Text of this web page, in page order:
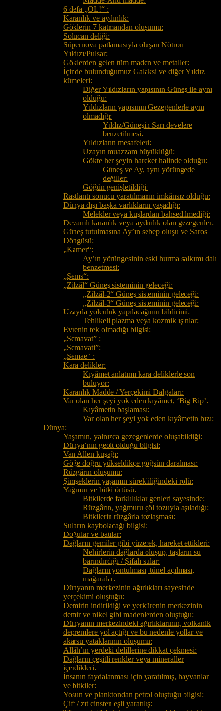
6 defa „OL!“ :
Karanlık ve aydınlık:
Göklerin 7 katmandan oluşumu:
Solucan deliği:
Süpernova patlamasıyla oluşan Nötron
Yıldızı/Pulsar:
Göklerden gelen tüm maden ve metaller:
İçinde bulunduğumuz Galaksi ve diğer Yıldız
kümeleri:
Diğer Yıldızların yapısının Güneş ile aynı
olduğu:
Yıldızların yapısının Gezegenlerle aynı
olmadığı:
Yıldız/Güneşin Sarı develere
benzetilmesi:
Yıldızların mesafeleri:
Uzayın muazzam büyüklüğü:
Gökte her şeyin hareket halinde olduğu:
Güneş ve Ay, aynı yörüngede
değiller:
Göğün genişletildiği:
Rastlantı sonucu yaratılmanın imkânsız olduğu:
Dünya dışı başka varlıkların yaşadığı:
Melekler veya kuşlardan bahsedilmediği:
Devamlı karanlık veya aydınlık olan gezegenler:
Güneş tutulmasına Ay’ın sebep oluşu ve Saros
Döngüsü:
„Kamer“:
Ay’ın yörüngesinin eski hurma salkımı dalı
benzetmesi:
„Şems“:
„Zilzâl“ Güneş sisteminin geleceği:
„Zilzâl-2“ Güneş sisteminin geleceği:
„Zilzâl-3“ Güneş sisteminin geleceği:
Uzayda yolculuk yapılacağının bildirimi:
Tehlikeli plazma veya kozmik ışınlar:
Evrenin tek olmadığı bilgisi:
„Semavat” :
„Semavati”:
„Semae“ :
Kara delikler:
Kıyâmet anlatımı kara deliklerle son
buluyor:
Karanlık Madde / Yerçekimi Dalgaları:
Var olan her şeyi yok eden kıyâmet, ‘Big Rip’:
Kıyâmetin başlaması:
Var olan her şeyi yok eden kıyâmetin hızı:
Dünya:
Yaşamın, yalnızca gezegenlerde oluşabildiği:
Dünya’nın geoit olduğu bilgisi:
Van Allen kuşağı:
Göğe doğru yükseldikçe göğsün daralması:
Rüzgârın oluşumu:
Şimşeklerin yaşamın sürekliliğindeki rolü:
Yağmur ve bitki örtüsü:
Bitkilerde farklılıklar genleri sayesinde:
Rüzgârın, yağmuru çöl tozuyla aşıladığı:
Bitkilerin rüzgârla tozlaşması:
Suların kaybolacağı bilgisi:
Doğular ve batılar:
Dağların gemiler gibi yüzerek, hareket ettikleri:
Nehirlerin dağlarda oluşup, taşların su
barındırdığı / Şifalı sular:
Dağların yontulması, tünel açılması,
mağaralar:
Dünyanın merkezinin ağırlıkları sayesinde
yerçekimi oluştuğu:
Demirin indirildiği ve yerkürenin merkezinin
demir ve nikel gibi madenlerden oluştuğu:
Dünyanın merkezindeki ağırlıklarının, volkanik
depremlere yol açtığı ve bu nedenle yollar ve
akarsu yataklarının oluşumu:
Allâh’ın yerdeki delillerine dikkat çekmesi:
Dağların çeşitli renkler veya mineraller
içerdikleri:
İnsanın faydalanması için yaratılmış, hayvanlar
ve bitkiler:
Yosun ve planktondan petrol oluştuğu bilgisi:
Çift / zıt cinsten eşli yaratılış: